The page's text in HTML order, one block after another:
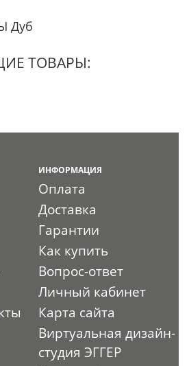
Дуб
ТОВАРЫ:
ИНФОРМАЦИЯ
Оплата
Доставка
Гарантии
Как купить
Вопрос-ответ
Личный кабинет
Карта сайта
Виртуальная дизайн-
студия ЭГГЕР